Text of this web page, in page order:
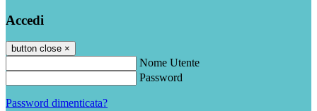
Accedi
button close ×
Nome Utente
Password
Password dimenticata?